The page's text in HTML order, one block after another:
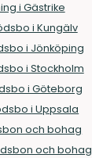
i Gästrike
i Kungälv
i Jönköping
i Stockholm
i Göteborg
i Uppsala
och bohag
och bohag